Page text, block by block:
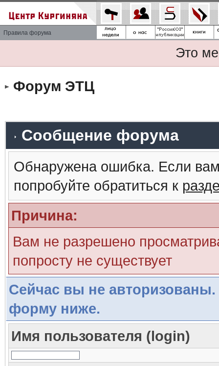
Правила форума
Это
Форум ЭТЦ
Сообщение форума
Обнаружена ошибка. Если
попробуйте обратиться к
Причина:
Вам не разрешено
попросту не существует
Сейчас вы не авторизованы.
форму ниже.
Имя пользователя (login)